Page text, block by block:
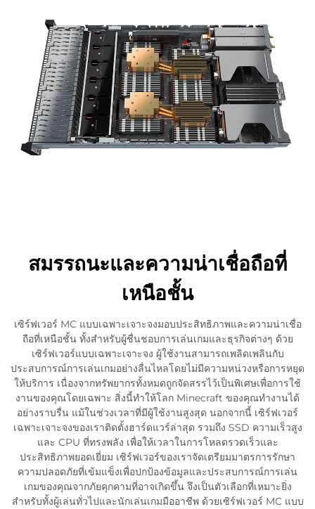
สมรรถนะและความน่าเชื่อถือที่
เหนือชั้น
เซิร์ฟเวอร์ MC แบบเฉพาะเจาะจงมอบประสิทธิภาพและความน่าเชื่อ
ถือที่เหนือชั้น ทั้งสำหรับผู้ชื่นชอบการเล่นเกมและธุรกิจต่างๆ ด้วย
เซิร์ฟเวอร์แบบเฉพาะเจาะจง ผู้ใช้งานสามารถเพลิดเพลินกับ
ประสบการณ์การเล่นเกมอย่างลื่นไหลโดยไม่มีความหน่วงหรือการหยุด
ให้บริการ เนื่องจากทรัพยากรทั้งหมดถูกจัดสรรไว้เป็นพิเศษเพื่อการใช้
งานของคุณโดยเฉพาะ สิ่งนี้ทำให้โลก Minecraft ของคุณทำงานได้
อย่างราบรื่น แม้ในช่วงเวลาที่มีผู้ใช้งานสูงสุด นอกจากนี้ เซิร์ฟเวอร์
เฉพาะเจาะจงของเราติดตั้งฮาร์ดแวร์ล่าสุด รวมถึง SSD ความเร็วสูง
และ CPU ที่ทรงพลัง เพื่อให้เวลาในการโหลดรวดเร็วและ
ประสิทธิภาพยอดเยี่ยม เซิร์ฟเวอร์ของเราจัดเตรียมมาตรการรักษา
ความปลอดภัยที่เข้มแข็งเพื่อปกป้องข้อมูลและประสบการณ์การเล่น
เกมของคุณจากภัยคุกคามที่อาจเกิดขึ้น จึงเป็นตัวเลือกที่เหมาะยิ่ง
สำหรับทั้งผู้เล่นทั่วไปและนักเล่นเกมมืออาชีพ ด้วยเซิร์ฟเวอร์ MC แบบ